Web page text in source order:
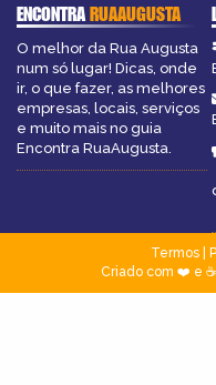
ENCONTRARUAAUGUSTA
O melhor da Rua Augusta
num só lugar! Dicas, onde
ir, o que fazer, as melhores
empresas, locais, serviços
e muito mais no guia
Encontra RuaAugusta.
Termos|
Criado com ❤️ e